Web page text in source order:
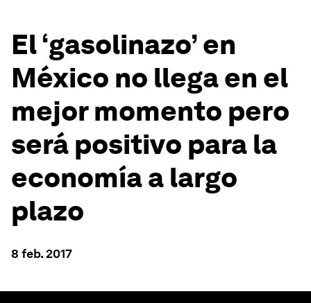
El ‘gasolinazo’ en
México no llega en el
mejor momento pero
será positivo para la
economía a largo
plazo
8 feb. 2017